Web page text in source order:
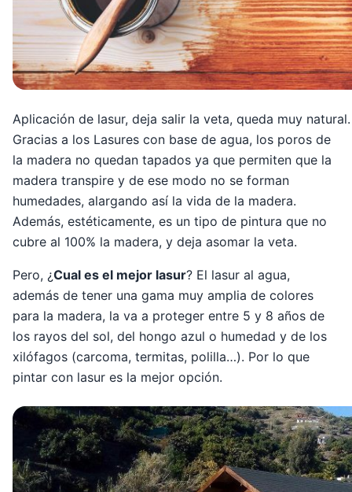
Aplicación de lasur, deja salir la veta, queda muy natural.
Gracias a los Lasures con base de agua, los poros de
la madera no quedan tapados ya que permiten que la
madera transpire y de ese modo no se forman
humedades, alargando así la vida de la madera.
Además, estéticamente, es un tipo de pintura que no
cubre al 100% la madera, y deja asomar la veta.
Pero, ¿Cual es el mejor lasur? El lasur al agua,
además de tener una gama muy amplia de colores
para la madera, la va a proteger entre 5 y 8 años de
los rayos del sol, del hongo azul o humedad y de los
xilófagos (carcoma, termitas, polilla…). Por lo que
pintar con lasur es la mejor opción.